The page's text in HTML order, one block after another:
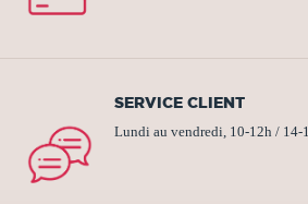
SERVICE CLIENT
Lundi au vendredi, 10-12h / 14-